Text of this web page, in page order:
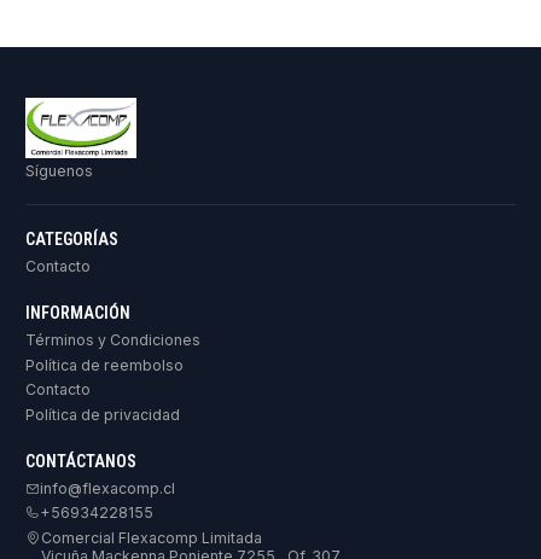
Síguenos
CATEGORÍAS
Contacto
INFORMACIÓN
Términos y Condiciones
Política de reembolso
Contacto
Política de privacidad
CONTÁCTANOS
info@flexacomp.cl
+56934228155
Comercial Flexacomp Limitada